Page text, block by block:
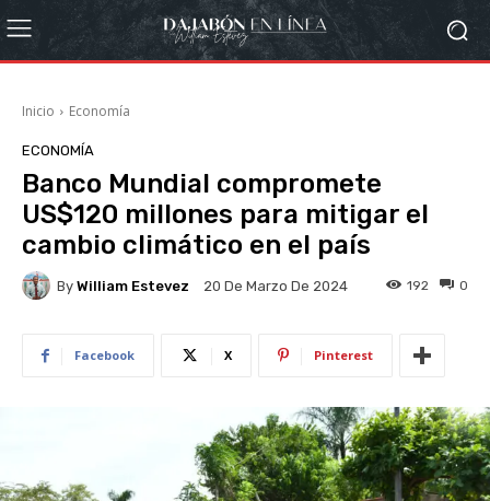
Inicio Economía
ECONOMÍA
Banco Mundial compromete
US$120 millones para mitigar el
cambio climático en el país
By William Estevez 20 De Marzo De 2024 0
192
Facebook X Pinterest